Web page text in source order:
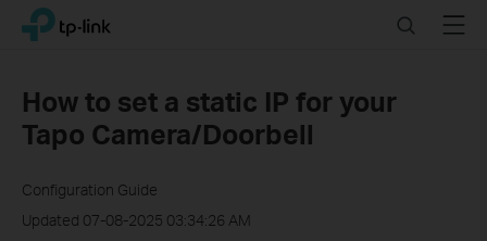
Click
navigation
TP-Link, Reliably Smart SearchMenu
How to set a static IP for your
Tapo Camera/Doorbell
Configuration Guide
Updated 07-08-2025 03:34:26 AM